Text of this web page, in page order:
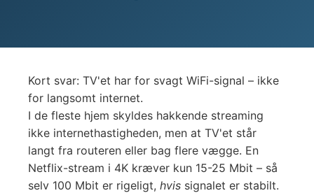
Kort svar: TV'et har for svagt WiFi-signal – ikke
for langsomt internet.
I de fleste hjem skyldes hakkende streaming
ikke internethastigheden, men at TV'et står
langt fra routeren eller bag flere vægge. En
Netflix-stream i 4K kræver kun 15-25 Mbit – så
selv 100 Mbit er rigeligt, hvis signalet er stabilt.